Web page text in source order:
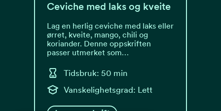
Ceviche med laks og kveite
Lag en herlig ceviche med laks eller
ørret, kveite, mango, chili og
koriander. Denne oppskriften
passer utmerket som…
Tidsbruk: 50 min
Vanskelighetsgrad: Lett